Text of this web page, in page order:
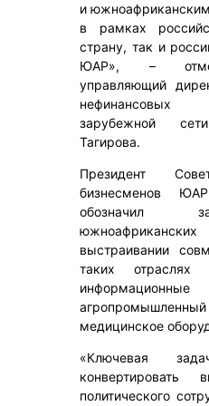
и
в рамках
страну, так и
ЮАР», –
управляющий
зарубежной
Тагирова.
Президент
бизнесменов
обозначил
выстраивании
таких отраслях
медицинское
«Ключевая
конвертировать
политического